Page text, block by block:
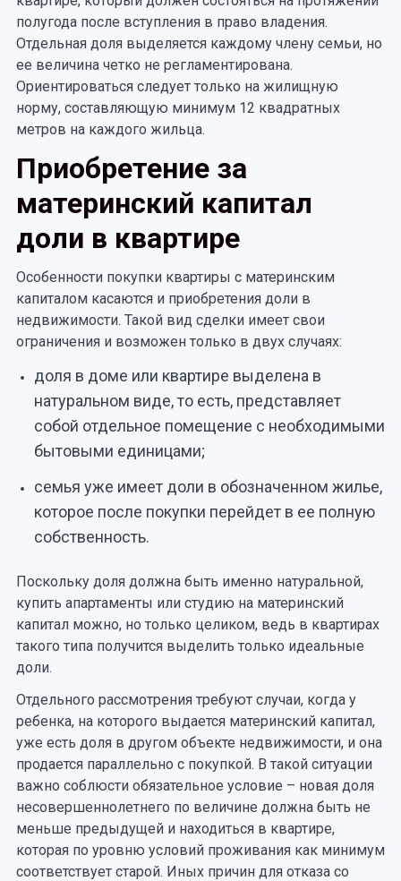
полугода после вступления в право владения.
Отдельная доля выделяется каждому члену семьи, но
ее величина четко не регламентирована.
Ориентироваться следует только на жилищную
норму, составляющую минимум 12 квадратных
метров на каждого жильца.
Приобретение за
материнский капитал
доли в квартире
Особенности покупки квартиры с материнским
капиталом касаются и приобретения доли в
недвижимости. Такой вид сделки имеет свои
ограничения и возможен только в двух случаях:
доля в доме или квартире выделена в
натуральном виде, то есть, представляет
собой отдельное помещение с необходимыми
бытовыми единицами;
семья уже имеет доли в обозначенном жилье,
которое после покупки перейдет в ее полную
собственность.
Поскольку доля должна быть именно натуральной,
купить апартаменты или студию на материнский
капитал можно, но только целиком, ведь в квартирах
такого типа получится выделить только идеальные
доли.
Отдельного рассмотрения требуют случаи, когда у
ребенка, на которого выдается материнский капитал,
уже есть доля в другом объекте недвижимости, и она
продается параллельно с покупкой. В такой ситуации
важно соблюсти обязательное условие – новая доля
несовершеннолетнего по величине должна быть не
меньше предыдущей и находиться в квартире,
которая по уровню условий проживания как минимум
соответствует старой. Иных причин для отказа со